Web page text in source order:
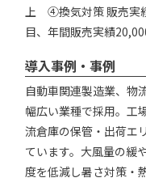
上 ④換気対策 販売実
目、年間販売実績
導入事例・事例
自動車関連製造業、物
幅広い業種で採用。工
流倉庫の保管・出荷エ
ています。大風量の緩
度を低減し暑さ対策・